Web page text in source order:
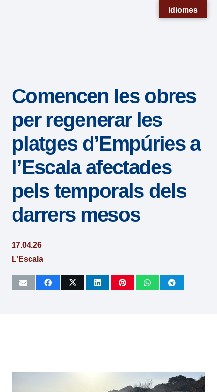
sistema
accesibilidad.
Comencen les obres
per regenerar les
platges d’Empúries a
l’Escala afectades
pels temporals dels
darrers mesos
17.04.26
L'Escala
Idiomes